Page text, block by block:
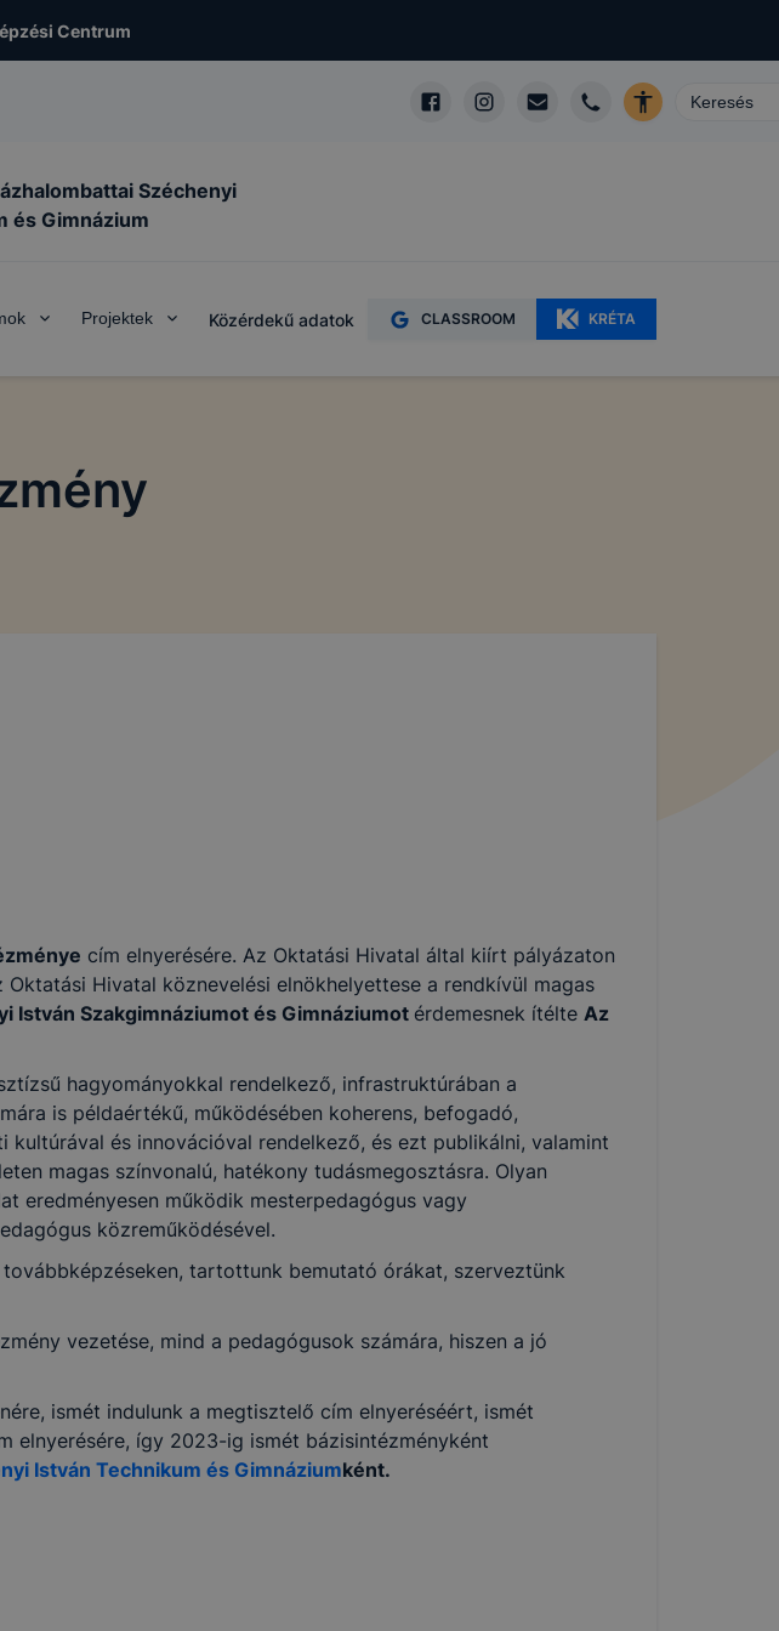
Centrum
Széchenyi
és Gimnázium
Projektek Közérdekű adatok CLASSROOM KRÉTA
cím elnyerésére. Az Oktatási Hivatal által kiírt pályázaton
Hivatal köznevelési elnökhelyettese a rendkívül magas
István Szakgimnáziumot és Gimnáziumot érdemesnek ítélte Az
hagyományokkal rendelkező, infrastruktúrában a
is példaértékű, működésében koherens, befogadó,
és innovációval rendelkező, és ezt publikálni, valamint
magas színvonalú, hatékony tudásmegosztásra. Olyan
eredményesen működik mesterpedagógus vagy
közreműködésével.
tartottunk bemutató órákat, szerveztünk
vezetése, mind a pedagógusok számára, hiszen a jó
ismét indulunk a megtisztelő cím elnyeréséért, ismét
elnyerésére, így 2023-ig ismét bázisintézményként
István Technikum és Gimnáziumként.